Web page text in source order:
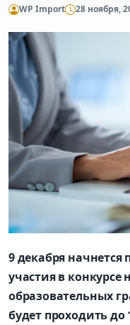
WP Import 28 ноября,
9 декабря
участия в конкурсе
образовательных
будет проходить до